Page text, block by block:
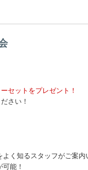
セットをプレゼント！
さい！
く知るスタッフがご案内
能！